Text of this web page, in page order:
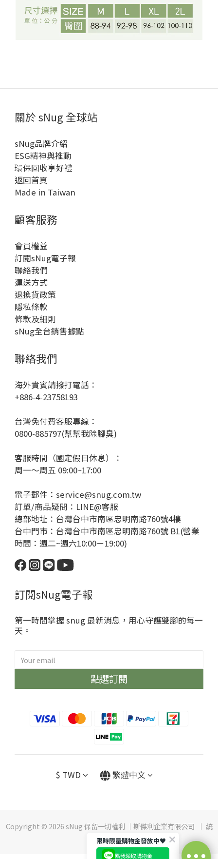
關於 sNug 全球站
sNug品牌介紹
ESG精神與推動
環保回收享好禮
返回首頁
Made in Taiwan
顧客服務
會員權益
訂閱sNug電子報
聯絡我們
運送方式
退換貨政策
隱私條款
條款及細則
sNug全台銷售據點
聯絡我們
海外貴賓請撥打電話：
+886-4-23758193
台灣免付費客服專線：
0800-885797(幫幫我除腳臭)
客服時間（國定假日休息）：
周一～周五 09:00~17:00
電子郵件：service@snug.com.tw
訂單/商品疑問： LINE@客服
總部地址：台灣台中市南區忠明南路760號4樓
台中門市：台灣台中市南區忠明南路760號 B1(營業
時間：週二~週六10:00－19:00)
訂閱sNug電子報
第一時間掌握 snug 最新消息，用心守護雙腳的每一
天。
點選訂閱
$ TWD 繁體中文
Copyright © 2026 sNug 保留一切權利 ｜斯傑利企業有限公司 ｜ 統
編：16552210
限時限量購物金發放中♥️
點我領取購物金